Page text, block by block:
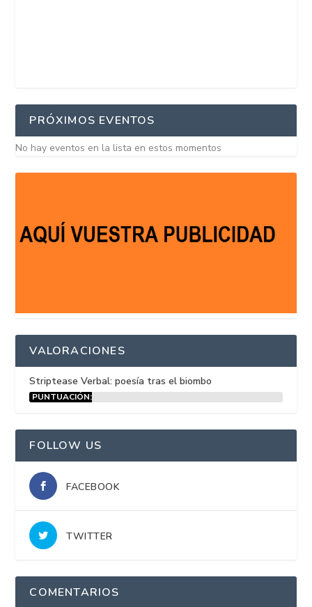
PRÓXIMOS EVENTOS
No hay eventos en la lista en estos momentos
VALORACIONES
Striptease Verbal: poesía tras el biombo
PUNTUACIÓN:
FOLLOW US
FACEBOOK
TWITTER
COMENTARIOS